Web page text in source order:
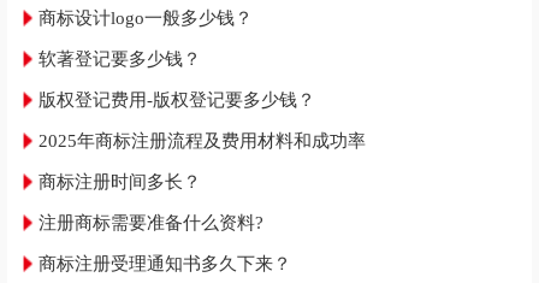
商标设计logo一般多少钱？
软著登记要多少钱？
版权登记费用-版权登记要多少钱？
2025年商标注册流程及费用材料和成功率
商标注册时间多长？
注册商标需要准备什么资料?
商标注册受理通知书多久下来？